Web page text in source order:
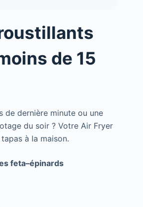
de 15
de dernière minute ou une
du soir ? Votre Air Fryer
à la maison.
feta–épinards